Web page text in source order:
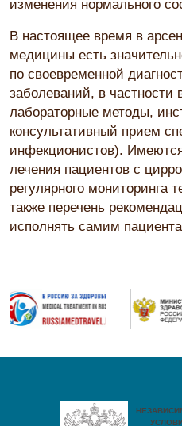
изменения нормального
В настоящее время в
медицины есть
по своевременной
заболеваний, в частности
лабораторные методы,
консультативный прием
инфекционистов).
лечения пациентов с
регулярного мониторинга
также перечень
исполнять самим